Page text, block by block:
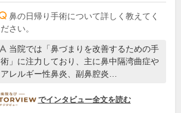
鼻の日帰り手術について詳しく教えてく
ださい。
当院では「鼻づまりを改善するための手
術」に注力しており、主に鼻中隔湾曲症や
アレルギー性鼻炎、副鼻腔炎…
DOCTORVIEW
でインタビュー全文を読む